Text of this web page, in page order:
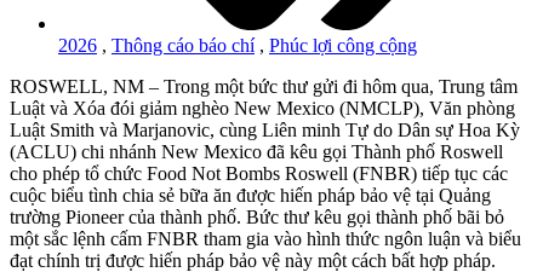
2026 , Thông cáo báo chí, Phúc lợi công cộng
ROSWELL, NM – Trong một bức thư gửi đi hôm qua, Trung tâm
Luật và Xóa đói giảm nghèo New Mexico (NMCLP), Văn phòng
Luật Smith và Marjanovic, cùng Liên minh Tự do Dân sự Hoa Kỳ
(ACLU) chi nhánh New Mexico đã kêu gọi Thành phố Roswell
cho phép tổ chức Food Not Bombs Roswell (FNBR) tiếp tục các
cuộc biểu tình chia sẻ bữa ăn được hiến pháp bảo vệ tại Quảng
trường Pioneer của thành phố. Bức thư kêu gọi thành phố bãi bỏ
một sắc lệnh cấm FNBR tham gia vào hình thức ngôn luận và biểu
đạt chính trị được hiến pháp bảo vệ này một cách bất hợp pháp.